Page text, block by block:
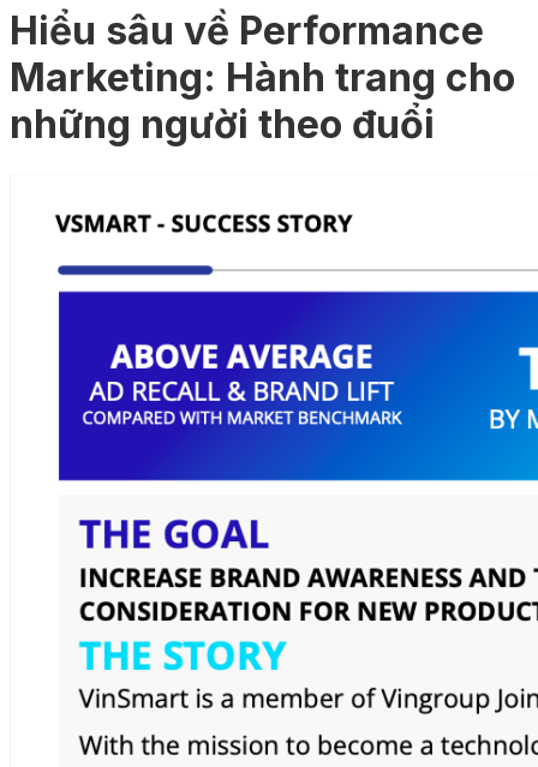
Hiểu sâu về Performance
Marketing: Hành trang cho
những người theo đuổi